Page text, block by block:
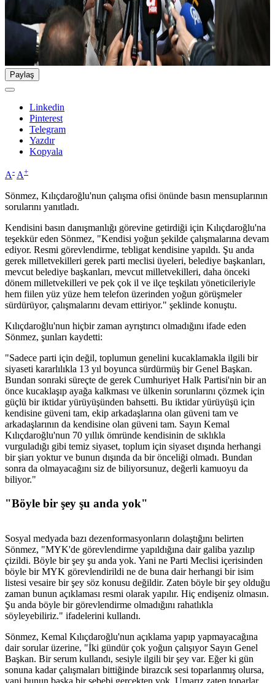
Paylaş
Linkedin
Pinterest
Telegram
Yazdır
Kopyala
A- A+
Sönmez, Kılıçdaroğlu'nun çalışma ofisi önünde basın mensuplarının
sorularını yanıtladı.
Kendisini basın danışmanlığı görevine getirdiği için Kılıçdaroğlu'na
teşekkür eden Sönmez, "Kendisi yoğun şekilde çalışmalarına devam
ediyor. Resmi görevlendirme, tebligat kendisine yapıldı. Şu anda
gerek milletvekilleri gerek parti meclisi üyeleri, belediye başkanları,
mevcut belediye başkanları, mevcut milletvekilleri, daha önceki
dönem milletvekilleri ve pek çok il ve ilçe teşkilatı yöneticileriyle
hem fiilen yüz yüze hem telefon üzerinden yoğun görüşmeler
sürdürüyor, çalışmalarını devam ettiriyor." şeklinde konuştu.
Kılıçdaroğlu'nun hiçbir zaman ayrıştırıcı olmadığını ifade eden
Sönmez, şunları kaydetti:
"Sadece parti için değil, toplumun genelini kucaklamakla ilgili bir
siyaseti kararlılıkla 13 yıl boyunca sürdürmüş bir Genel Başkan.
Bundan sonraki süreçte de gerek Cumhuriyet Halk Partisi'nin bir an
önce kucaklaşıp ayağa kalkması ve ülkenin sorunlarını çözmek için
güçlü bir iktidar yürüyüşünden bahsetti. Bu iktidar yürüyüşü için
kendisine güveni tam, ekip arkadaşlarına olan güveni tam ve
arkadaşlarının da kendisine olan güveni tam. Sayın Kemal
Kılıçdaroğlu'nun 70 yıllık ömründe kendisinin de sıklıkla
vurguladığı gibi temiz siyaset, toplum için siyaset dışında herhangi
bir şiarı yoktur ve bunun dışında da bir önceliği olmadı. Bundan
sonra da olmayacağını siz de biliyorsunuz, değerli kamuoyu da
biliyor."
"Böyle bir şey şu anda yok"
Sosyal medyada bazı dezenformasyonların dolaştığını belirten
Sönmez, "MYK'de görevlendirme yapıldığına dair galiba yazılıp
çizildi. Böyle bir şey şu anda yok. Yani ne Parti Meclisi içerisinden
böyle bir MYK görevlendirildi ne de buna dair herhangi bir isim
listesi vesaire bir şey söz konusu değildir. Zaten böyle bir şey olduğu
zaman bunun açıklaması resmi olarak yapılır. Hiç endişeniz olmasın.
Şu anda böyle bir görevlendirme olmadığını rahatlıkla
söyleyebiliriz." ifadelerini kullandı.
Sönmez, Kemal Kılıçdaroğlu'nun açıklama yapıp yapmayacağına
dair sorular üzerine, "İki gündür çok yoğun çalışıyor Sayın Genel
Başkan. Bir serum kullandı, sesiyle ilgili bir şey var. Eğer ki gün
sonuna kadar çalışmaları bittiğinde birazcık sesi toparlanmış olursa,
yani bunun başka bir sebebi gerçekten yok. Umarız zaten toparlar